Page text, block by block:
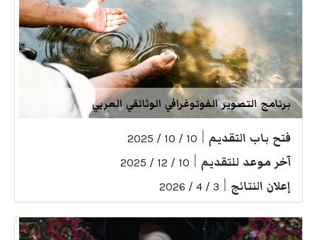
برنامج التصوير الفوتوغرافي الوثائقي العربي
فتح باب التقديم 10 / 10 / 2025
آخر موعد للتقديم 10 / 12 / 2025
إعلان النتائج 3 / 4 / 2026